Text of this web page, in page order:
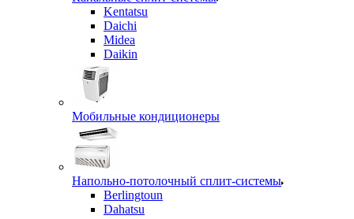
Kentatsu
Daichi
Midea
Daikin
Мобильные кондиционеры
Напольно-потолочный сплит-системы
Berlingtoun
Dahatsu